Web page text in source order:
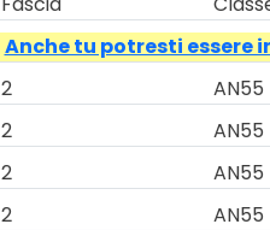
Anche tu potresti essere
2 AN55
2 AN55
2 AN55
2 AN55